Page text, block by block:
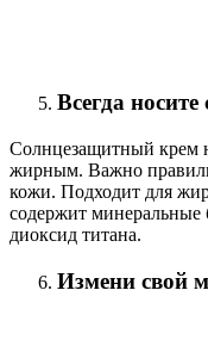
Всегда
Солнцезащитный крем
жирным. Важно
кожи. Подходит для
содержит минеральные
диоксид титана.
Измени свой